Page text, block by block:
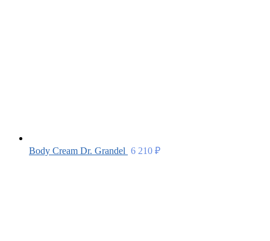
Body Cream Dr. Grandel 6 210 ₽